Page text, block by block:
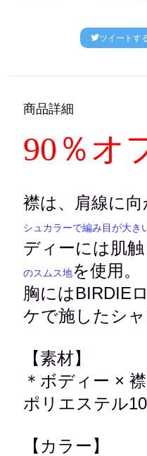
ツイートす
商品詳細
90％オ
襟は、肩線に向
シュカラーで編み目が大き
ディーには肌
のスムス地を使用。
胸にはBIRDIE
ケで施したシャ
【素材】
＊ボディー × 襟
ポリエステル
【カラー】